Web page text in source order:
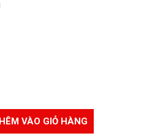
VÀO GIỎ HÀNG